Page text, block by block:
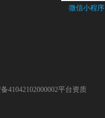
微信小程序
41042102000002平台资质